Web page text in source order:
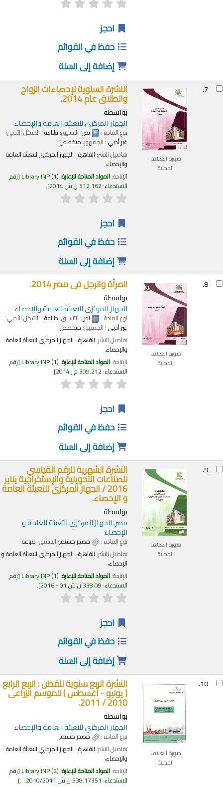
احجز
حفظ في القوائم
إضافة إلى السلة
صورة الغلاف
المحلية
النشرة السنوية لإحصاءات الزواج
والطلاق عام 2014.
بواسطة
الجهاز المركزى للتعبئة العامة والإحصاء
نوع المادة : نص؛ التنسيق:طباعة؛ الشكل الأدبي:
غير أدبي؛ الجمهور:متخصص؛
تفاصيل النشر:القاهرة : الجهاز المركزى للتعبئة العامة
والإحصاء.
الإتاحة:المواد المتاحة للإعارة: Library INP(1)
رقم
الاستدعاء:312.162 ن ش 2014 .
احجز
حفظ في القوائم
إضافة إلى السلة
8.
صورة الغلاف
المحلية
المرأة والرجل فى مصر 2014.
بواسطة
الجهاز المركزى للتعبئة العامة والإحصاء
نوع المادة : نص؛ التنسيق:طباعة؛ الشكل الأدبي:
غير أدبي؛ الجمهور:متخصص؛
تفاصيل النشر:القاهرة : الجهاز المركزى للتعبئة العامة
والإحصاء.
الإتاحة:المواد المتاحة للإعارة: Library INP(1)
رقم
الاستدعاء:309.212 م ر 2014 .
احجز
حفظ في القوائم
إضافة إلى السلة
9.
صورة الغلاف
المحلية
النشرة الشهرية للرقم القياسي
للصناعات التحويلية والإستخراجية يناير
2016 / الجهاز المركزى للتعبئة العامة
و الإحصاء.
بواسطة
مصر. الجهاز المركزي للتعبئة العامة و
الإحصاء
نوع المادة : مصدر مستمر؛ التنسيق:طباعة
تفاصيل النشر:القاهرة : الجهاز المركزى للتعبئة العامة و
الإحصاء،
الإتاحة:المواد المتاحة للإعارة: Library INP(1)
رقم
الاستدعاء:338.09 ن ش 01 - 2016 .
احجز
حفظ في القوائم
إضافة إلى السلة
10.
صورة الغلاف
المحلية
النشرة الربع سنوية للقطن : الربع الرابع
( يونيو - أغسطس ) للموسم الزراعى
2010 / 2011.
بواسطة
الجهاز المركزي للتعبئة العامة والإحصاء
نوع المادة :
مصدر مستمر
تفاصيل النشر:القاهرة :الجهاز المركزي للتعبئة العامة
والإحصاء،
الإتاحة:المواد المتاحة للإعارة: Library INP(2)
رقم
الاستدعاء:338.17351 ن ش 2010/2011, .. .